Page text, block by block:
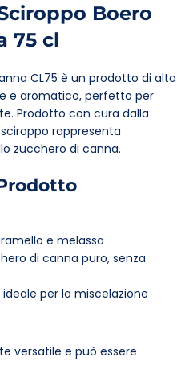
Boero
75 cl
CL75 è un prodotto di alta
e aromatico, perfetto per
Prodotto con cura dalla
rappresenta
zucchero di canna.
e melassa
di canna puro, senza
per la miscelazione
versatile e può essere